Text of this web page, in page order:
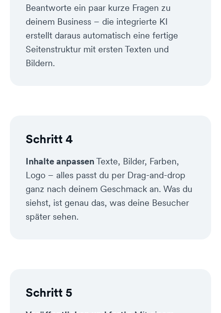
Beantworte ein paar kurze Fragen zu
deinem Business – die integrierte KI
erstellt daraus automatisch eine fertige
Seitenstruktur mit ersten Texten und
Bildern.
Schritt 4
Inhalte anpassenTexte, Bilder, Farben,
Logo – alles passt du per Drag-and-drop
ganz nach deinem Geschmack an. Was du
siehst, ist genau das, was deine Besucher
später sehen.
Schritt 5